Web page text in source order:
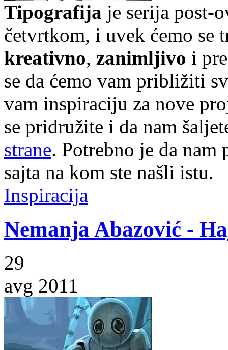
Tipografija je serija post-
četvrtkom, i uvek ćemo se
kreativno, zanimljivo i
se da ćemo vam približiti
vam inspiraciju za nove
se pridružite i da nam
strane. Potrebno je da
sajta na kom ste našli istu.
Inspiracija
Nemanja Abazović -
29
avg 2011